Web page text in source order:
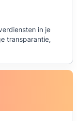
in je
transparantie,